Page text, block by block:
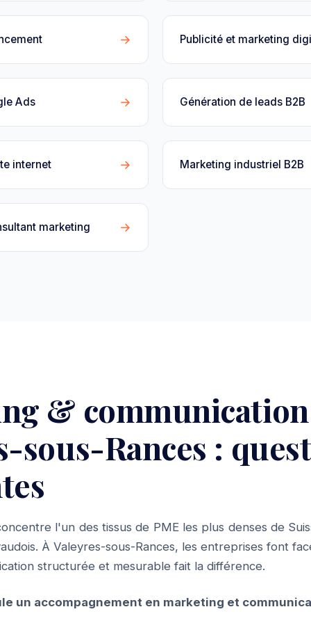
→ Publicité et marketing
Ads → Génération de leads B2B
internet → Marketing industriel B2B
marketing →
&
sous-Rances :
l'un des tissus de PME les plus denses de
À Valeyres-sous-Rances, les entreprises font
structurée et mesurable fait la différence.
un accompagnement en marketing et